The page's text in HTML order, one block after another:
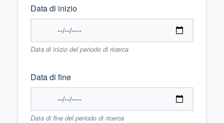
Data di inizio
Data di inizio del periodo di ricerca
Data di fine
Data di fine del periodo di ricerca